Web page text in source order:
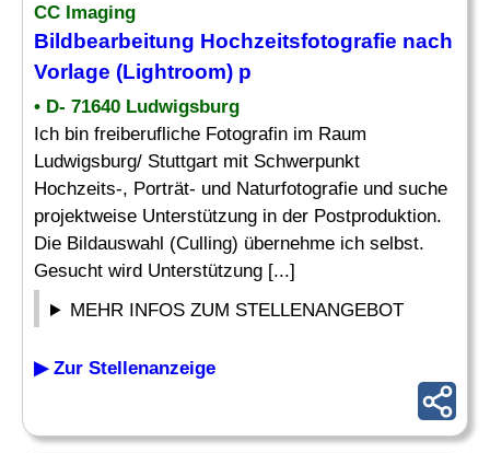
CC Imaging
Bildbearbeitung Hochzeitsfotografie nach
Vorlage (Lightroom) p
• D- 71640 Ludwigsburg
Ich bin freiberufliche Fotografin im Raum
Ludwigsburg/ Stuttgart mit Schwerpunkt
Hochzeits-, Porträt- und Naturfotografie und suche
projektweise Unterstützung in der Postproduktion.
Die Bildauswahl (Culling) übernehme ich selbst.
Gesucht wird Unterstützung [...]
MEHR INFOS ZUM STELLENANGEBOT
▶ Zur Stellenanzeige